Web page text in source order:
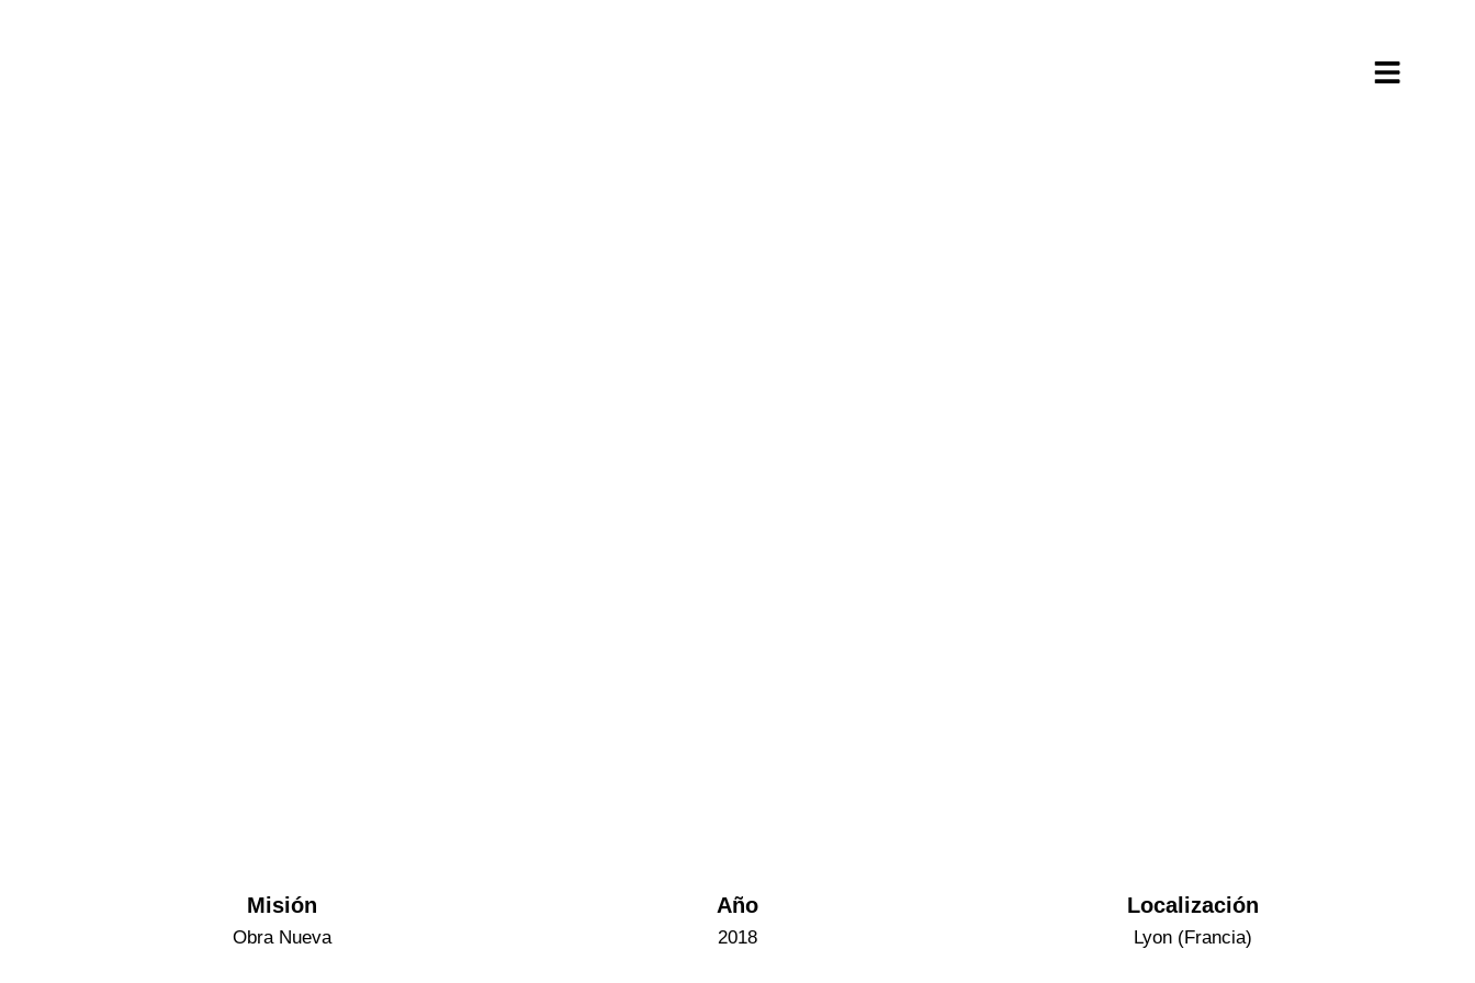
Misión
Obra Nueva
Año
2018
Localización
Lyon (Francia)